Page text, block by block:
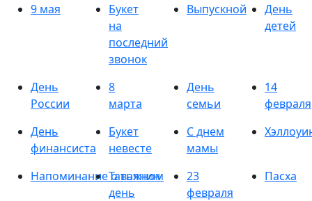
9 мая
Букет
на
последний
звонок
Выпускной
День
детей
День
России
8
марта
День
семьи
14
февраля
День
финансиста
Букет
невесте
С днем
мамы
Напоминание о важном
Татьянин
день
23
февраля
Пасха